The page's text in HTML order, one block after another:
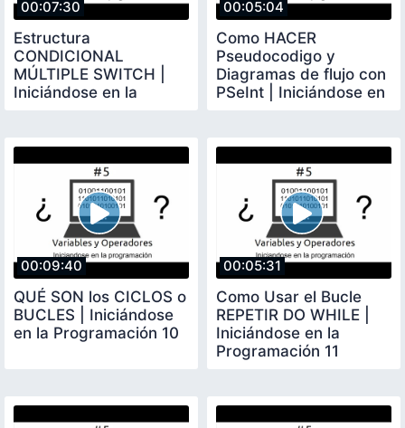
00:07:30
Estructura
CONDICIONAL
MÚLTIPLE SWITCH |
Iniciándose en la
00:05:04
Como HACER
Pseudocodigo y
Diagramas de flujo con
PSeInt | Iniciándose en
00:09:40
QUÉ SON los CICLOS o
BUCLES | Iniciándose
en la Programación 10
00:05:31
Como Usar el Bucle
REPETIR DO WHILE |
Iniciándose en la
Programación 11